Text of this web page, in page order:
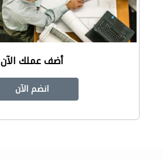
أضف عملك الآن
انضم الآن